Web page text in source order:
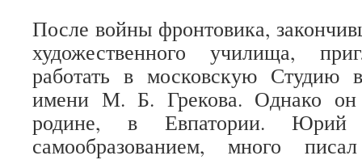
После войны фронтовика,
художественного училища,
работать в московскую Студию
имени М. Б. Грекова. Однако он
родине, в Евпатории. Юрий
самообразованием, много